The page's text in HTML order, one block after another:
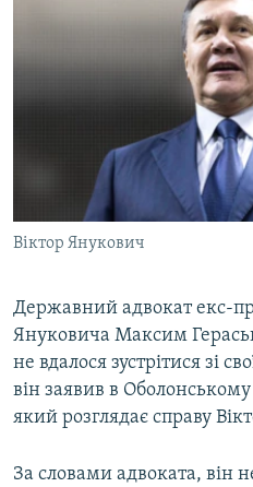
ВІДЕОУРОКИ «ELIFBE»
СВІДЧЕННЯ ОКУПАЦІЇ
УКРАЇНСЬКА ПРОБЛЕМА КРИМУ
ІНФОГРАФІКА
ЯК ОБІЙТИ БЛОКУВАННЯ
Qırımtatar
ДОЛУЧАЙСЯ!
Усі сайти RFE/RL
Віктор Янукович
Державний адвокат екс-
Януковича Максим
не вдалося зустрітися зі
він заявив в
який розглядає справу
За словами адвоката, він